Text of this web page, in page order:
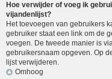
Hoe verwijder of voeg ik
vijandenlijst?
Het toevoegen van gebruikers
gebruiker staat een link om de
voegen. De tweede manier is
gebruikersnaam opgeven. Op
lijst verwijderen.
Omhoog